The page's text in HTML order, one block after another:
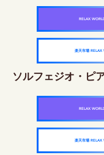
RELAX
楽天市場 RELAX
ソルフェジオ・
RELAX
楽天市場 RELAX